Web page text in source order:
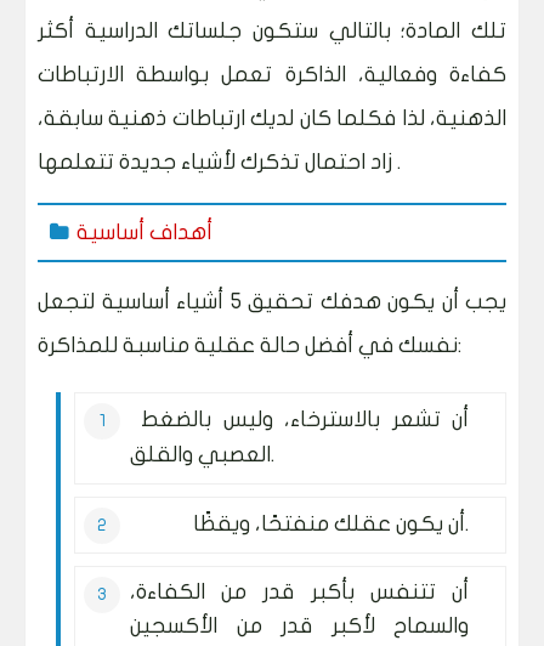
تلك المادة؛ بالتالي ستكون جلساتك الدراسية أكثر
كفاءة وفعالية،
الذاكرة تعمل بواسطة الارتباطات
الذهنية، لذا فكلما كان لديك ارتباطات ذهنية سابقة،
زاد احتمال تذكرك لأشياء جديدة تتعلمها .
أهداف أساسية
يجب أن يكون هدفك تحقيق 5 أشياء أساسية لتجعل
نفسك في أفضل حالة عقلية مناسبة للمذاكرة:
أن تشعر بالاسترخاء، وليس بالضغط
العصبي والقلق.
أن يكون عقلك منفتحًا، ويقظًا.
أن تتنفس بأكبر قدر من الكفاءة،
والسماح لأكبر قدر من الأكسجين